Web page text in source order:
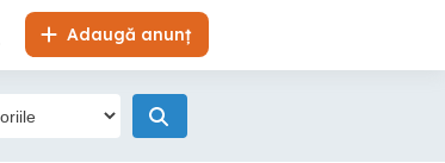
Adaugă anunț